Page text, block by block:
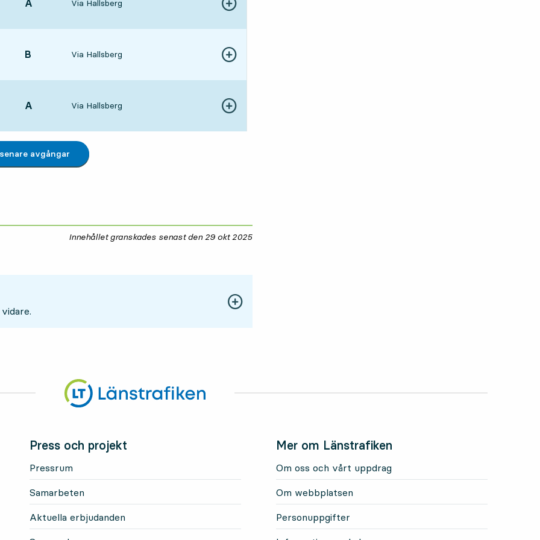
LÄGE,
A Via Hallsberg Visa fler detaljer
LÄGE,
B Via Hallsberg Visa fler detaljer
LÄGE,
A Via Hallsberg Visa fler detaljer
avgångar
Innehållet granskades senast den 29 okt 2025
Press och projekt
Pressrum
Samarbeten
Aktuella erbjudanden
Mer om Länstrafiken
Om oss och vårt uppdrag
Om webbplatsen
Personuppgifter